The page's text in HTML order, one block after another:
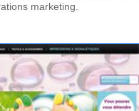
marketing.